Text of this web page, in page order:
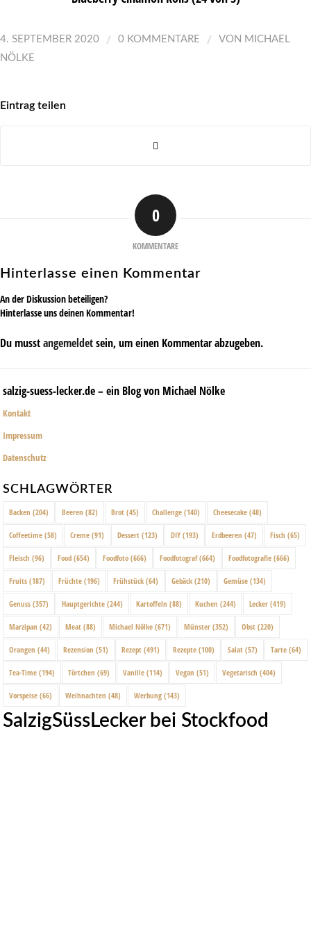
4. SEPTEMBER 2020 / 0 KOMMENTARE / VON MICHAEL
NÖLKE
Eintrag teilen
0
KOMMENTARE
Hinterlasse einen Kommentar
An der Diskussion beteiligen?
Hinterlasse uns deinen Kommentar!
Du musstangemeldetsein, um einen Kommentar abzugeben.
salzig-suess-lecker.de – ein Blog von Michael Nölke
Kontakt
Impressum
Datenschutz
SCHLAGWÖRTER
Backen (204) Beeren (82) Brot (45) Challenge (140) Cheesecake (48)
Coffeetime (58) Creme (91) Dessert (123) DIY (193) Erdbeeren (47) Fisch (65)
Fleisch (96) Food (654) Foodfoto (666) Foodfotograf(664) Foodfotografie (666)
Fruits (187) Früchte (196) Frühstück (64) Gebäck (210) Gemüse (134)
Genuss (357) Hauptgerichte (244) Kartoffeln (88) Kuchen (244) Lecker (419)
Marzipan (42) Meat (88) Michael Nölke (671) Münster (352) Obst (220)
Orangen (44) Rezension (51) Rezept (491) Rezepte (100) Salat (57) Tarte (64)
Tea-Time (194) Törtchen (69) Vanille (114) Vegan (51) Vegetarisch (404)
Vorspeise (66) Weihnachten (48) Werbung (143)
SalzigSüssLecker bei Stockfood